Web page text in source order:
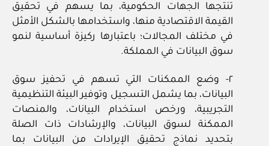
تنتجها الجهات الحكومية، بما يسهم في تحقيق
القيمة الاقتصادية منها، واستخدامها بالشكل الأمثل
في مختلف المجالات؛ باعتبارها ركيزة أساسية لنمو
سوق البيانات في المملكة.
٢- وضع الممكنات التي تسهم في تحفيز سوق
البيانات، بما يشمل التسجيل وتوفير البيئة التنظيمية
التجريبية، ورخص استخدام البيانات، والمنصات
الممكنة لسوق البيانات، والإرشادات ذات الصلة
بتحديد نماذج تحقيق الإيرادات من البيانات بما